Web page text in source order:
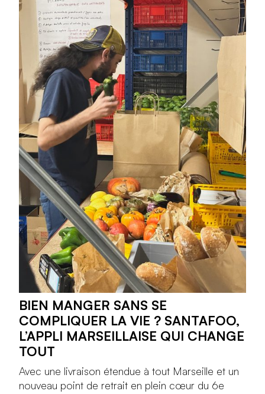
BIEN MANGER SANS SE
COMPLIQUER LA VIE ? SANTAFOO,
L’APPLI MARSEILLAISE QUI CHANGE
TOUT
Avec une livraison étendue à tout Marseille et un
nouveau point de retrait en plein cœur du 6e